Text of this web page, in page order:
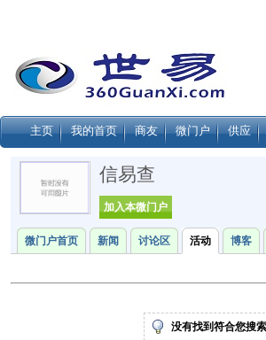
主页 我的首页 商友 微门户 供应
信易查
加入本微门户
微门户首页 新闻 讨论区 活动 博客
没有找到符合您搜